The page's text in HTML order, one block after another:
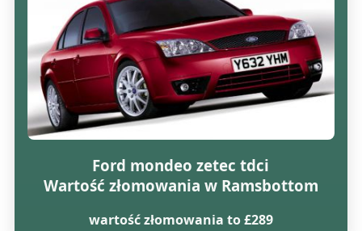
Ford mondeo zetec tdci
Wartość złomowania w Ramsbottom
wartość złomowania to £289